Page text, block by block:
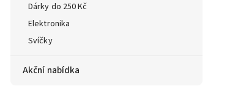
Dárky do 250 Kč
Elektronika
Svíčky
Akční nabídka